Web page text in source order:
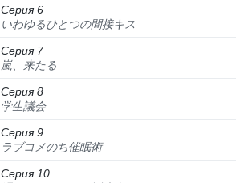
Серия 6
いわゆるひとつの間接キス
Серия 7
嵐、来たる
Серия 8
学生議会
Серия 9
ラブコメのち催眠術
Серия 10